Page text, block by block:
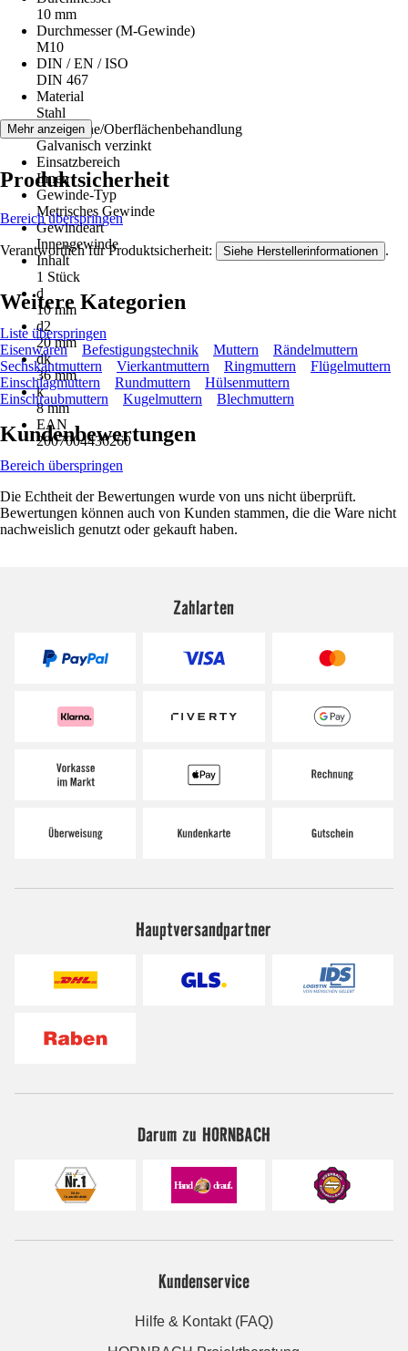
10 mm
Durchmesser (M-Gewinde)
M10
DIN / EN / ISO
DIN 467
Material
Stahl
Oberfläche/Oberflächenbehandlung
Galvanisch verzinkt
Einsatzbereich
Innen
Gewinde-Typ
Metrisches Gewinde
Gewindeart
Innengewinde
Inhalt
1 Stück
d
10 mm
d2
20 mm
dk
36 mm
k
8 mm
EAN
2007004436260
Mehr anzeigen
Produktsicherheit
Bereich überspringen
Verantwortlich für Produktsicherheit: Siehe Herstellerinformationen .
Weitere Kategorien
Liste überspringen
Eisenwaren
Befestigungstechnik Muttern
Rändelmuttern
Sechskantmuttern
Vierkantmuttern Ringmuttern
Flügelmuttern
Einschlagmuttern
Rundmuttern
Hülsenmuttern
Einschraubmuttern
Kugelmuttern Blechmuttern
Kundenbewertungen
Bereich überspringen
Die Echtheit der Bewertungen wurde von uns nicht überprüft.
Bewertungen können auch von Kunden stammen, die die Ware nicht
nachweislich genutzt oder gekauft haben.
Zahlarten
Hauptversandpartner
Darum zu HORNBACH
Kundenservice
Hilfe & Kontakt (FAQ)